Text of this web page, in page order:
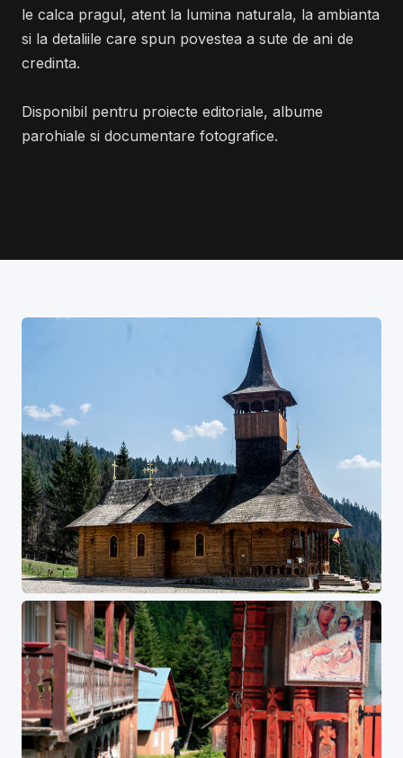
le calca pragul, atent la lumina naturala, la ambianta
si la detaliile care spun povestea a sute de ani de
credinta.
Disponibil pentru proiecte editoriale, albume
parohiale si documentare fotografice.